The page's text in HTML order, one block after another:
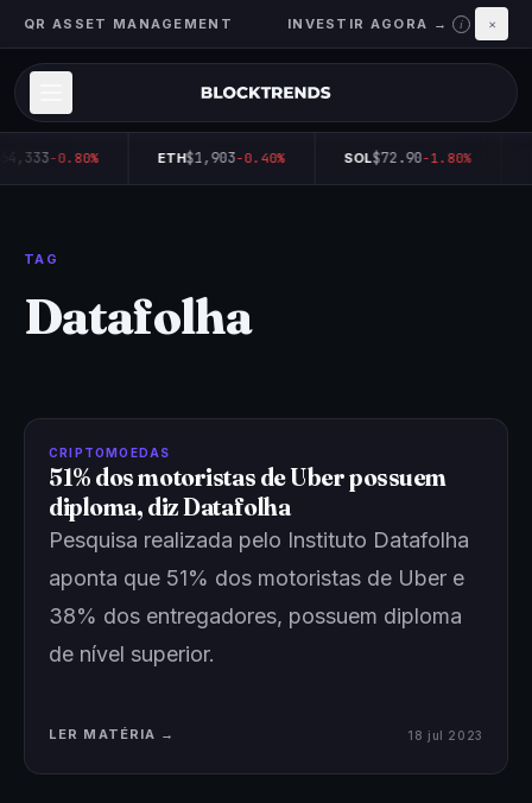
QR ASSET MANAGEMENT INVESTIR AGORA → i ×
-0.80% ETH$1,903-0.40% SOL$72.90-1.80%
TAG
Datafolha
CRIPTOMOEDAS
51% dos motoristas de Uber possuem
diploma, diz Datafolha
Pesquisa realizada pelo Instituto Datafolha
aponta que 51% dos motoristas de Uber e
38% dos entregadores, possuem diploma
de nível superior.
LER MATÉRIA → 18 jul 2023